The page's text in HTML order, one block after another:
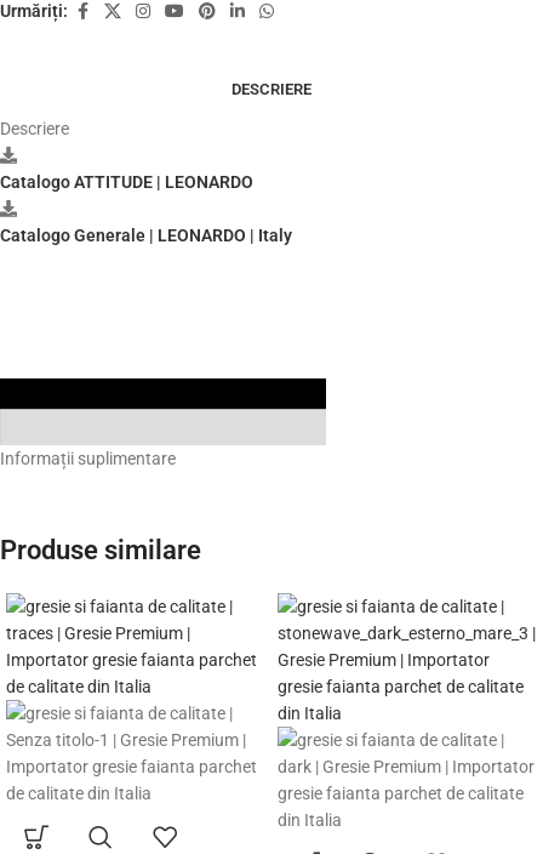
Urmăriți:
DESCRIERE
Descriere
Catalogo ATTITUDE | LEONARDO
Catalogo Generale | LEONARDO | Italy
Leonardo-Catalogo-ATTITUDE
Informații suplimentare
Produse similare